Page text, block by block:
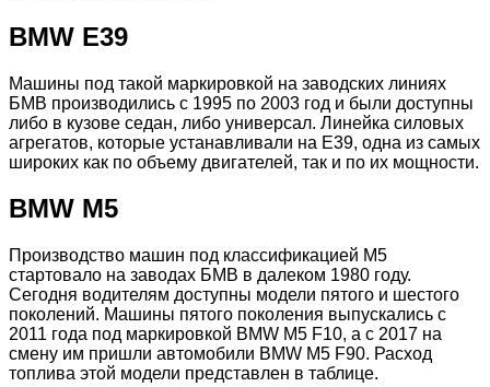
BMW Е39
Машины под такой маркировкой на заводских линиях
БМВ производились с 1995 по 2003 год и были доступны
либо в кузове седан, либо универсал. Линейка силовых
агрегатов, которые устанавливали на Е39, одна из самых
широких как по объему двигателей, так и по их мощности.
BMW М5
Производство машин под классификацией М5
стартовало на заводах БМВ в далеком 1980 году.
Сегодня водителям доступны модели пятого и шестого
поколений. Машины пятого поколения выпускались с
2011 года под маркировкой BMW M5 F10, а с 2017 на
смену им пришли автомобили BMW M5 F90. Расход
топлива этой модели представлен в таблице.